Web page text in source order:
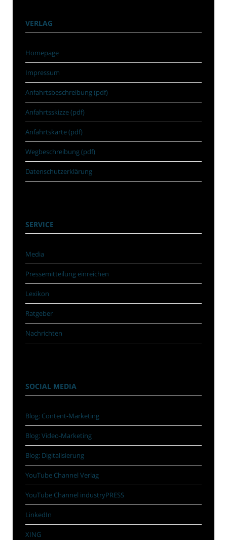
VERLAG
Homepage
Impressum
Anfahrtsbeschreibung (pdf)
Anfahrtsskizze (pdf)
Anfahrtskarte (pdf)
Wegbeschreibung (pdf)
Datenschutzerklärung
SERVICE
Media
Pressemitteilung einreichen
Lexikon
Ratgeber
Nachrichten
SOCIAL MEDIA
Blog: Content-Marketing
Blog: Video-Marketing
Blog: Digitalisierung
YouTube Channel Verlag
YouTube Channel industryPRESS
LinkedIn
XING